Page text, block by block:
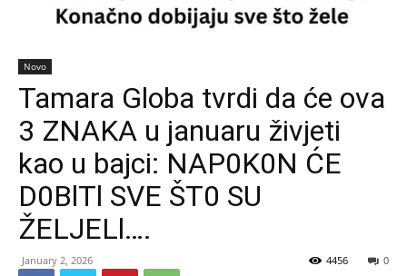
Novo
Tamara Globa tvrdi da će ova
3 ZNAKA u januaru živjeti
kao u bajci: NAP0K0N ĆE
D0BlTl SVE ŠT0 SU
ŽELJELl….
January 2, 2026 0
4456